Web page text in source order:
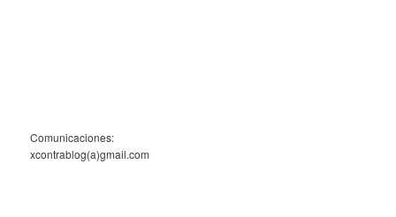
Comunicaciones:
xcontrablog(a)gmail.com